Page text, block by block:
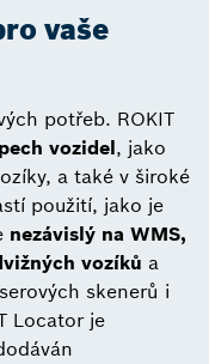
vaše
potřeb. ROKIT
vozidel, jako
a také v široké
použití, jako je
nezávislý na WMS,
vozíků a
skenerů i
Locator je